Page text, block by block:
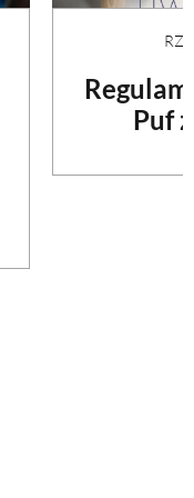
Puf